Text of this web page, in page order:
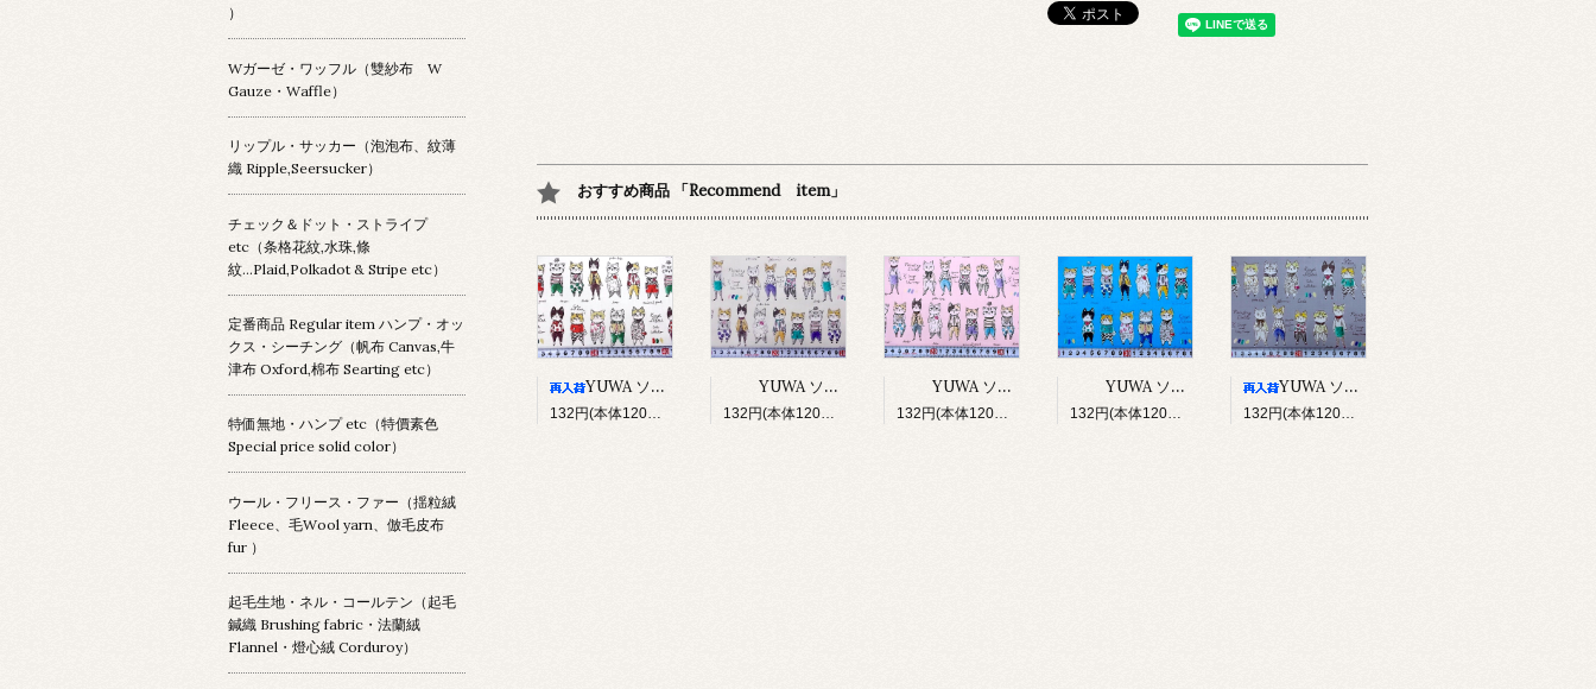
おすすめ商品 「Recommend item」
YUWA ソバカスキッズ Rough sketch（アイボリー）
132円(本体120円、税12円)
YUWA ソバカスキッズ Rough sketch（ライトグレージュ）
132円(本体120円、税12円)
YUWA ソバカスキッズ Rough sketch（ライトピンク）
132円(本体120円、税12円)
YUWA ソバカスキッズ Rough sketch（ブルー）
132円(本体120円、税12円)
YUWA ソバカスキッズ Rough sketch（グレー）
132円(本体120円、税12円)
）
Wガーゼ・ワッフル（雙紗布 W
Gauze・Waffle）
リップル・サッカー（泡泡布、紋薄
織 Ripple,Seersucker）
チェック＆ドット・ストライプ
etc（条格花紋,水珠,條
紋...Plaid,Polkadot & Stripe etc）
定番商品 Regular item ハンプ・オッ
クス・シーチング（帆布 Canvas,牛
津布 Oxford,棉布 Searting etc）
特価無地・ハンプ etc（特價素色
Special price solid color）
ウール・フリース・ファー（揺粒絨
Fleece、毛Wool yarn、倣毛皮布
fur ）
起毛生地・ネル・コールテン（起毛
鍼織 Brushing fabric・法蘭絨
Flannel・燈心絨 Corduroy）